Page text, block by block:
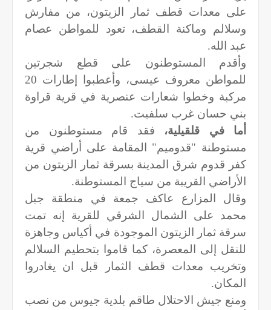
على معدات قطف ثمار الزيتون، من مفارش
وسلالم وماكنة القطف، تعود للمواطن عصام
عبد الله.
وأقدم المستوطنون على قطع شجرتين
للمواطن معروف عيسى، وأعطبوا إطارات 20
مركبة وخطوا شعارات عنصرية في قرية قراوة
بني حسان غرب سلفيت.
أما في قلقيلية، فقد قام مستوطنون من
مستوطنة "قدوميم" المقامة على أراضي قرية
كفر قدوم شرق المدينة بسرقة ثمار الزيتون من
الأراضي القريبة من سياج المستوطنة.
وقال المزارع عاكف جمعة في منطقة جبل
محمد على الشمال الشرقي للقرية إنه تمت
سرقة ثمار الزيتون الموجودة في أكياس وجاهزة
للنقل إلى المعصرة، كما قاموا بتحطيم السلالم
وتخريب معدات قطف الثمار قبل ان يغادروا
المكان.
ومنع جيش الاحتلال طاقم بلدية جيوس من نصب